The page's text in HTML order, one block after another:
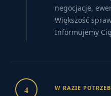
negocjacje,
Większość
Informujemy
4 W RAZIE